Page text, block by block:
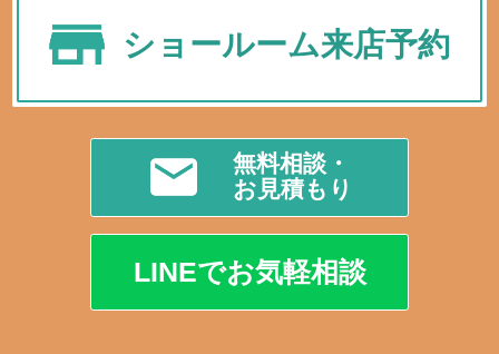
ショールーム来店予約
無料相談・
お見積もり
LINEでお気軽相談